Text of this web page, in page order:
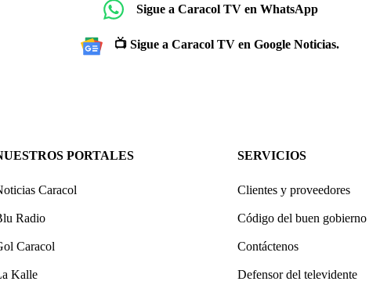
Sigue a Caracol TV en WhatsApp
📺 Sigue a Caracol TV en Google Noticias.
PORTALES
Caracol
Radio
Caracol
Kalle
SERVICIOS
Clientes y proveedores
Código del buen gobierno
Contáctenos
Defensor del televidente